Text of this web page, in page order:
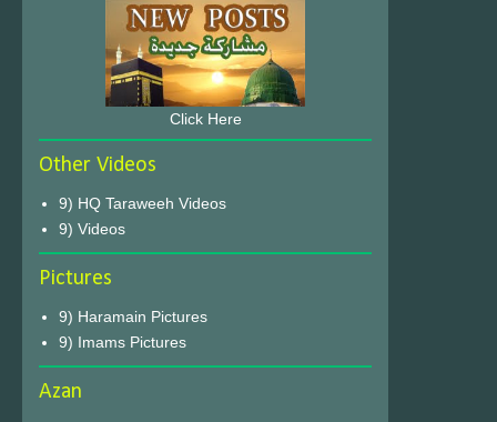
Click Here
Other Videos
9) HQ Taraweeh Videos
9) Videos
Pictures
9) Haramain Pictures
9) Imams Pictures
Azan